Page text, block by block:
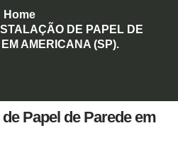
Home
DE PAPEL DE
AMERICANA (SP).
Papel de Parede em